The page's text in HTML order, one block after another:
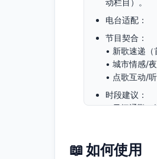
动栏目）。
电台适配：
节目契合：
• 新歌速递（
• 城市情感/
• 点歌互动/
时段建议：
• 早间通勤：
口播示例（供
📖 如何使用